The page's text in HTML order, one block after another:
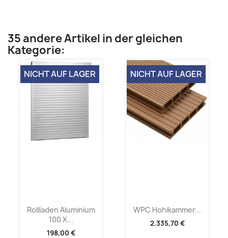
35 andere Artikel in der gleichen
Kategorie:
Rollladen Aluminium
100 X...
198,00 €
NICHT AUF LAGER
WPC Hohlkammer...
2.335,70 €
NICHT AUF LAGER